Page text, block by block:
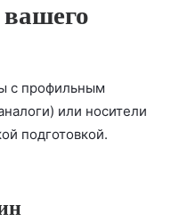
вашего
с профильным
или носители
подготовкой.